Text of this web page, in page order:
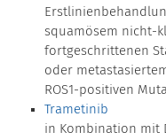
squamösem nicht-
fortgeschrittenen
oder
ROS1-positiven
Trametinib
in Kombination mit